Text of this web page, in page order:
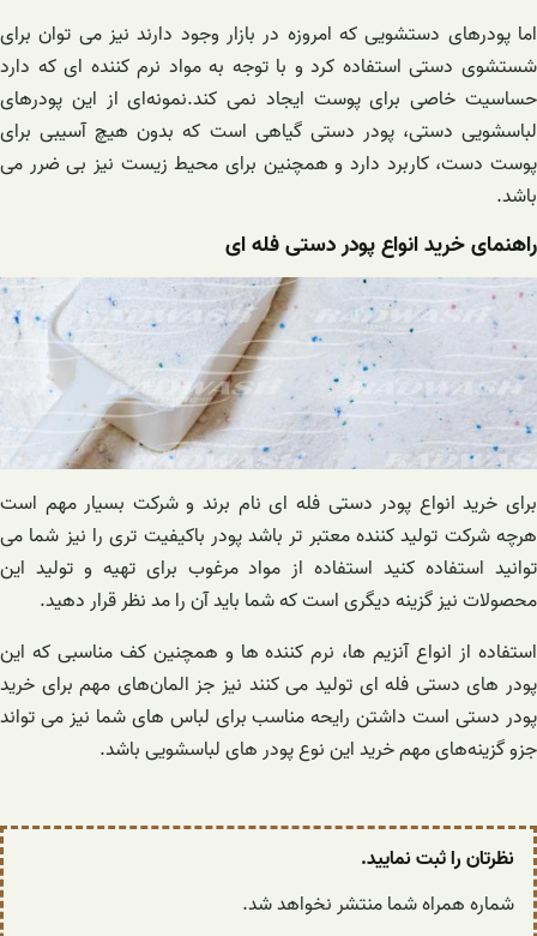
اما پودرهای دستشویی که امروزه در بازار وجود دارند نیز می توان برای
شستشوی دستی استفاده کرد و با توجه به مواد نرم کننده ای که دارد
حساسیت خاصی برای پوست ایجاد نمی کند.نمونه‌ای از این پودرهای
لباسشویی دستی، پودر دستی گیاهی است که بدون هیچ آسیبی برای
پوست دست، کاربرد دارد و همچنین برای محیط زیست نیز بی ضرر می
باشد.
راهنمای خرید انواع پودر دستی فله ای
برای خرید انواع پودر دستی فله ای نام برند و شرکت بسیار مهم است
هرچه شرکت تولید کننده معتبر تر باشد پودر باکیفیت‌ تری را نیز شما می
توانید استفاده کنید استفاده از مواد مرغوب برای تهیه و تولید این
محصولات نیز گزینه دیگری است که شما باید آن را مد نظر قرار دهید.
استفاده از انواع آنزیم ها، نرم کننده ها و همچنین کف مناسبی که این
پودر های دستی فله ای تولید می کنند نیز جز المان‌های مهم برای خرید
پودر دستی است داشتن رایحه مناسب برای لباس های شما نیز می تواند
جزو گزینه‌های مهم خرید این نوع پودر های لباسشویی باشد.
نظرتان را ثبت نمایید.
شماره همراه شما منتشر نخواهد شد.